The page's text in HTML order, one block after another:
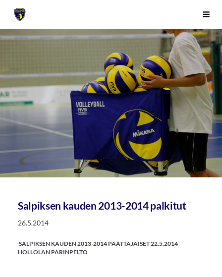
Siirry
sivunSivuston etusivulle
Salpiksen kauden 2013-2014 palkitut
26.5.2014
SALPIKSEN KAUDEN 2013-2014 PÄÄTTÄJÄISET 22.5.2014
HOLLOLAN PARINPELTO